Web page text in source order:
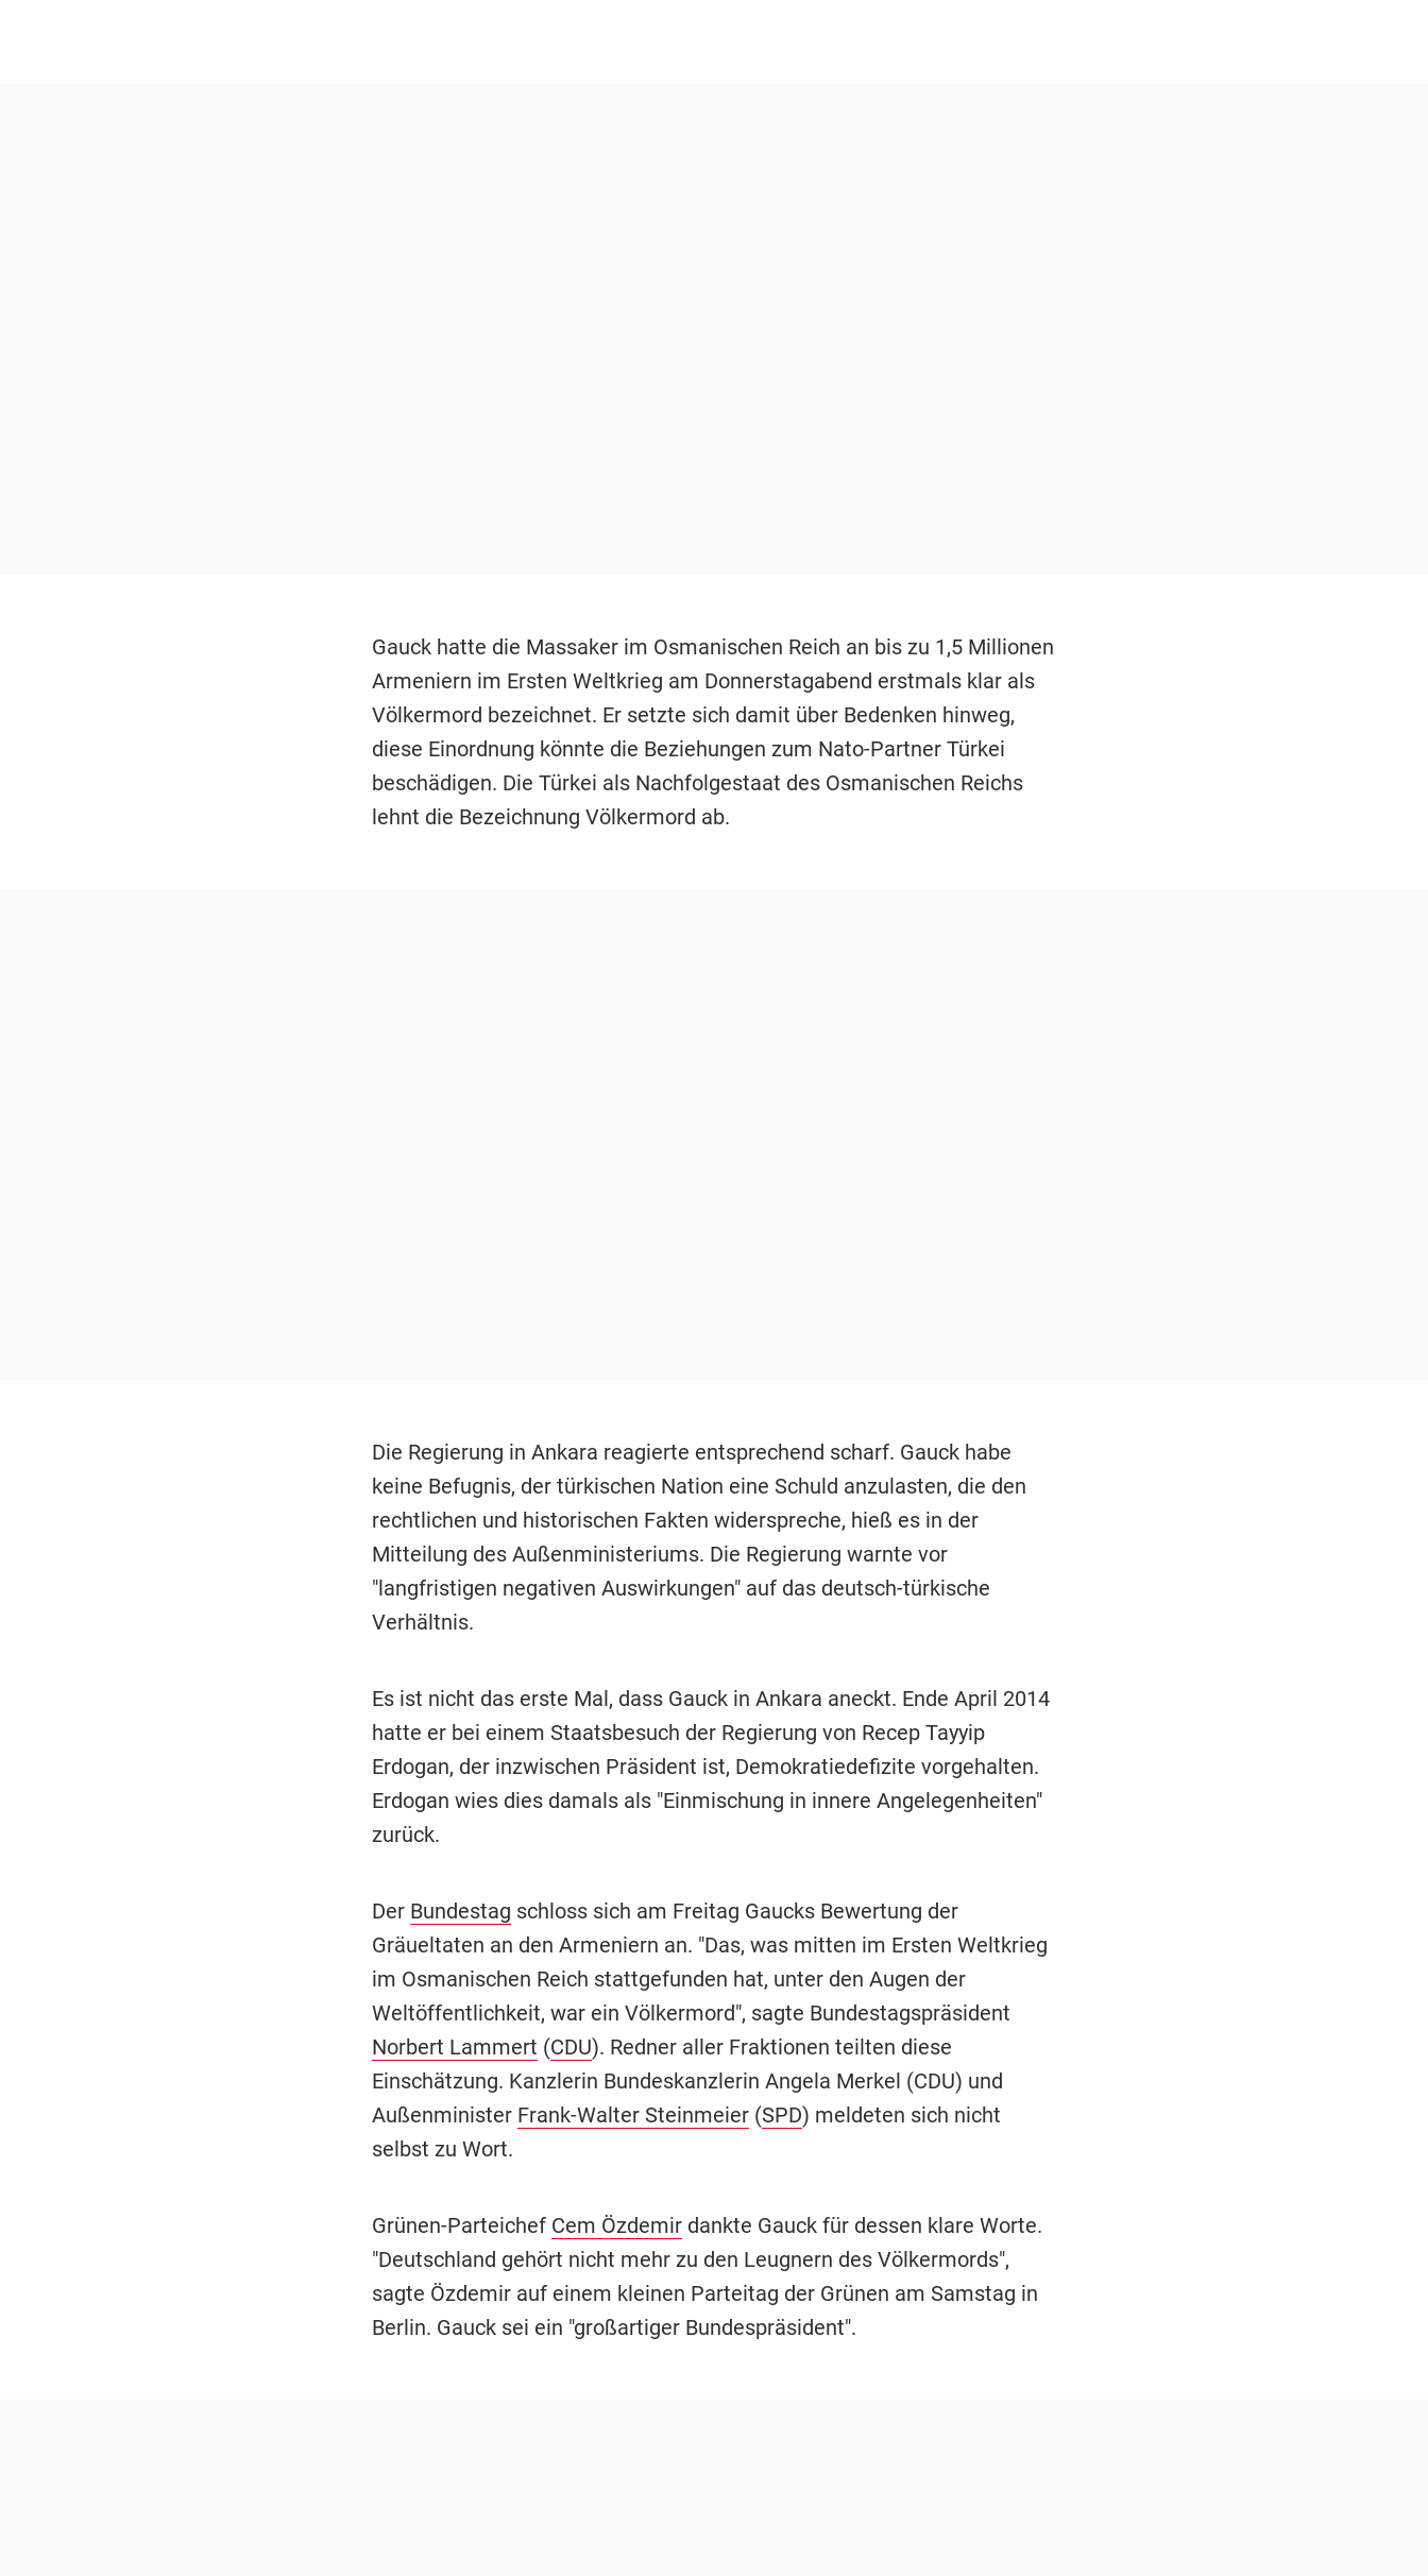
Gauck hatte die Massaker im Osmanischen Reich an bis zu 1,5 Millionen
Armeniern im Ersten Weltkrieg am Donnerstagabend erstmals klar als
Völkermord bezeichnet. Er setzte sich damit über Bedenken hinweg,
diese Einordnung könnte die Beziehungen zum Nato-Partner Türkei
beschädigen. Die Türkei als Nachfolgestaat des Osmanischen Reichs
lehnt die Bezeichnung Völkermord ab.
Die Regierung in Ankara reagierte entsprechend scharf. Gauck habe
keine Befugnis, der türkischen Nation eine Schuld anzulasten, die den
rechtlichen und historischen Fakten widerspreche, hieß es in der
Mitteilung des Außenministeriums. Die Regierung warnte vor
"langfristigen negativen Auswirkungen" auf das deutsch-türkische
Verhältnis.
Es ist nicht das erste Mal, dass Gauck in Ankara aneckt. Ende April 2014
hatte er bei einem Staatsbesuch der Regierung von Recep Tayyip
Erdogan, der inzwischen Präsident ist, Demokratiedefizite vorgehalten.
Erdogan wies dies damals als "Einmischung in innere Angelegenheiten"
zurück.
Der Bundestag schloss sich am Freitag Gaucks Bewertung der
Gräueltaten an den Armeniern an. "Das, was mitten im Ersten Weltkrieg
im Osmanischen Reich stattgefunden hat, unter den Augen der
Weltöffentlichkeit, war ein Völkermord", sagte Bundestagspräsident
Norbert Lammert (CDU). Redner aller Fraktionen teilten diese
Einschätzung. Kanzlerin Bundeskanzlerin Angela Merkel (CDU) und
Außenminister Frank-Walter Steinmeier(SPD) meldeten sich nicht
selbst zu Wort.
Grünen-Parteichef Cem Özdemirdankte Gauck für dessen klare Worte.
"Deutschland gehört nicht mehr zu den Leugnern des Völkermords",
sagte Özdemir auf einem kleinen Parteitag der Grünen am Samstag in
Berlin. Gauck sei ein "großartiger Bundespräsident".